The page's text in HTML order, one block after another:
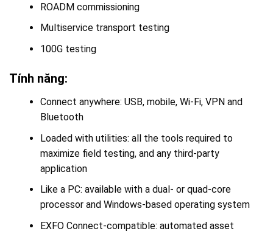
ROADM commissioning
Multiservice transport testing
100G testing
Tính năng:
Connect anywhere: USB, mobile, Wi-Fi, VPN and
Bluetooth
Loaded with utilities: all the tools required to
maximize field testing, and any third-party
application
Like a PC: available with a dual- or quad-core
processor and Windows-based operating system
EXFO Connect-compatible: automated asset